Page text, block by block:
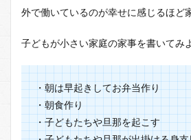
る
現実
の強
味
2.4
合間
の時
外で働いているのが幸せに感じるほど
子どもが小さい家庭の家事を書いてみ
・朝は早起きしてお弁当作り
・朝食作り
・子どもたちや旦那を起こす